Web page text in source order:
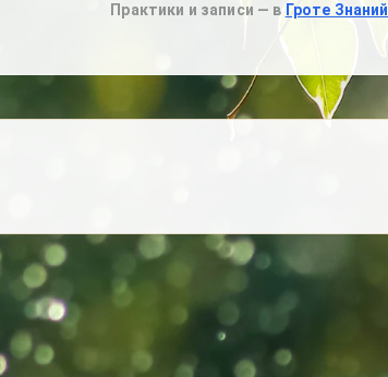
Практики и записи — в Гроте Знаний